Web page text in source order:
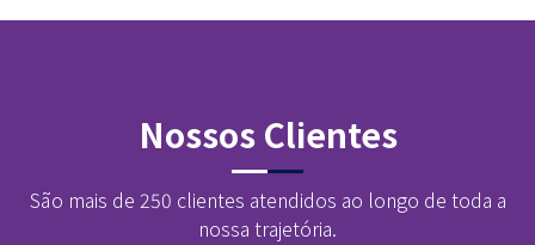
Nossos Clientes
São mais de 250 clientes atendidos ao longo de toda a
nossa trajetória.